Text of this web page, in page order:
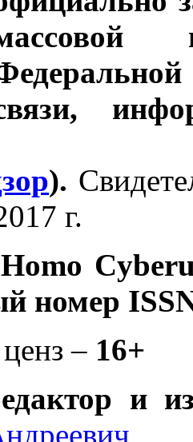
).
г.
номер
– 16+
и